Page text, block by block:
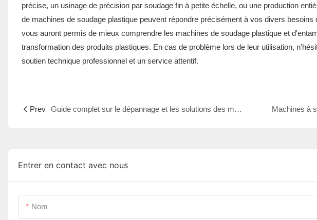
précise, un usinage de précision par soudage fin à petite échelle, ou une production
de machines de soudage plastique peuvent répondre précisément à vos divers
vous auront permis de mieux comprendre les machines de soudage plastique et
transformation des produits plastiques. En cas de problème lors de leur utilisation,
soutien technique professionnel et un service attentif.
Prev Guide complet sur le dépannage et les solutions des machines à souder
Entrer en contact avec nous
Nom